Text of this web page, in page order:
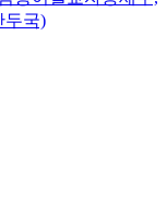
두국)